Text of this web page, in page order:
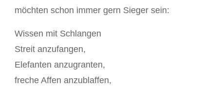
möchten schon immer gern Sieger sein:
Wissen mit Schlangen
Streit anzufangen,
Elefanten anzugranten,
freche Affen anzublaffen,